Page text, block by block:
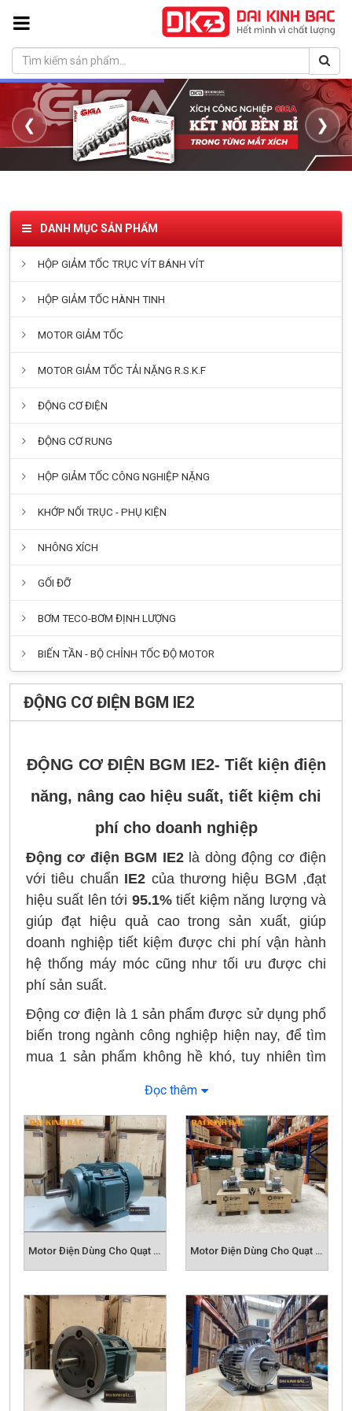
❮ ❯
DANH MỤC SẢN PHẨM
HỘP GIẢM TỐC TRỤC VÍT BÁNH VÍT
HỘP GIẢM TỐC HÀNH TINH
MOTOR GIẢM TỐC
MOTOR GIẢM TỐC TẢI NẶNG R.S.K.F
ĐỘNG CƠ ĐIỆN
ĐỘNG CƠ RUNG
HỘP GIẢM TỐC CÔNG NGHIỆP NẶNG
KHỚP NỐI TRỤC - PHỤ KIỆN
NHÔNG XÍCH
GỐI ĐỠ
BƠM TECO-BƠM ĐỊNH LƯỢNG
BIẾN TẦN - BỘ CHỈNH TỐC ĐỘ MOTOR
ĐỘNG CƠ ĐIỆN BGM IE2
ĐỘNG CƠ ĐIỆN BGM IE2- Tiết kiện điện
năng, nâng cao hiệu suất, tiết kiệm chi
phí cho doanh nghiệp
Động cơ điện BGM IE2 là dòng động cơ điện
với tiêu chuẩn IE2 của thương hiệu BGM ,đạt
hiệu suất lên tới 95.1%tiết kiệm năng lượng và
giúp đạt hiệu quả cao trong sản xuất, giúp
doanh nghiệp tiết kiệm được chi phí vận hành
hệ thống máy móc cũng như tối ưu được chi
phí sản suất.
Động cơ điện là 1 sản phẩm được sử dụng phổ
biến trong ngành công nghiệp hiện nay, để tìm
mua 1 sản phẩm không hề khó, tuy nhiên tìm
hợp lý không phải là điều dễ dàng. Trên thị
trường hiện tại có rất nhiều nhiều sản phẩm
không rõ nguồn gốc chất lượng, hàng giả, hàng
nhái, hàng không chính hãng, không có
COCQ rất khó phân biệt chất lượng, khách
hàng phải mua qua các cửa hàng hoặc đại lý
giá cả bị đẩy lên cao 20%-25% so với giá bán
thường của sản phẩm.
Đa số động cơ điện trên thị trường là tiêu
chuẩnIE1với hiệu suất thấp khoảng 70%,
không đạt được hiệu quả cao trong quá trình
sử dụng, làm tăng chi phí trong việc vận hành
động cơ của doanh nghiệp.
Thông số động cơ điện BGM IE2 :
Đọc thêm